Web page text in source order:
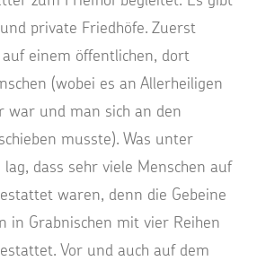
private Friedhöfe. Zuerst
einem öffentlichen, dort
(wobei es an Allerheiligen
war und man sich an den
musste). Was unter
dass sehr viele Menschen auf
waren, denn die Gebeine
in Grabnischen mit vier Reihen
Vor und auch auf dem